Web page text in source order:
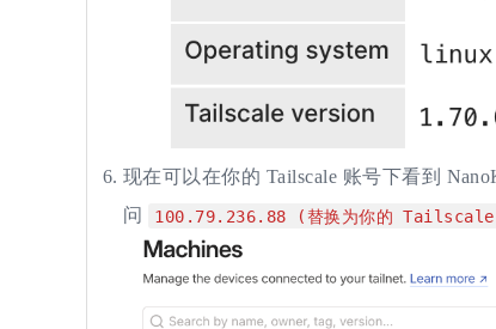
现在可以在你的 Tailscale 账号下看到
问
100.79.236.88 (替换为你的